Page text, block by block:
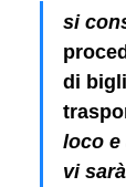
si
di
loco e
vi